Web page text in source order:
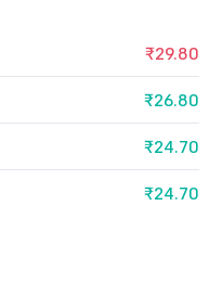
₹29.80
₹26.80
₹24.70
₹24.70